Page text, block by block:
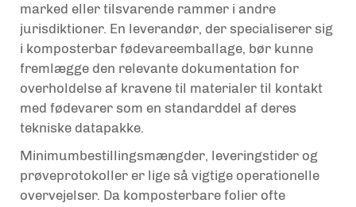
marked eller tilsvarende rammer i andre
jurisdiktioner. En leverandør, der specialiserer sig
i komposterbar fødevareemballage, bør kunne
fremlægge den relevante dokumentation for
overholdelse af kravene til materialer til kontakt
med fødevarer som en standarddel af deres
tekniske datapakke.
Minimumbestillingsmængder, leveringstider og
prøveprotokoller er lige så vigtige operationelle
overvejelser. Da komposterbare folier ofte